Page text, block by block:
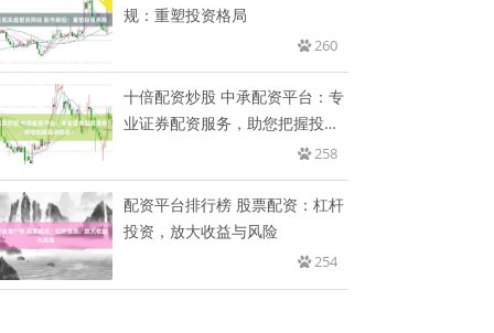
规：重塑投资格局
260
十倍配资炒股 中承配资平台：专
业证券配资服务，助您把握投资
258
配资平台排行榜 股票配资：杠杆
投资，放大收益与风险
254